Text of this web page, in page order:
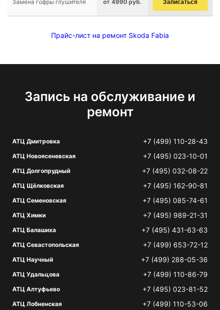
Замена гофры глушителя от 4990 руб. Записаться
Прайс-лист на ремонт Skoda Fabia
Запись на обслуживание и
ремонт
АТЦ Дмитровка +7 (499) 110-28-43
АТЦ Новоясеневская +7 (495) 023-10-01
АТЦ Долгопрудный +7 (495) 032-08-22
АТЦ Щёлковская +7 (495) 162-90-81
АТЦ Семеновская +7 (495) 085-74-61
АТЦ Химки +7 (495) 989-21-31
АТЦ Балашиха +7 (495) 431-63-63
АТЦ Севастопольская +7 (499) 653-72-12
АТЦ Научный +7 (499) 288-05-36
АТЦ Удальцова +7 (499) 110-86-79
АТЦ Алтуфьево +7 (495) 023-81-52
АТЦ Лобненская +7 (499) 110-53-06